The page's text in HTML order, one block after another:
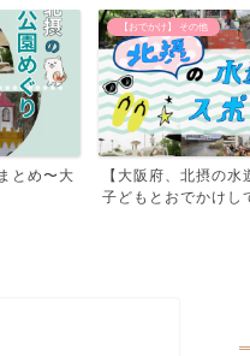
ポット】
...
北摂のイベント
北摂のイベント